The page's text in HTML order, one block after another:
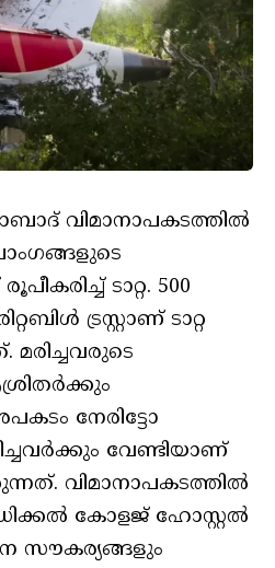
വിമാനാപകടത്തിൽ
ടാറ്റ. 500
ട്രസ്റ്റാണ് ടാറ്റ
നേരിട്ടോ
വേണ്ടിയാണ്
വിമാനാപകടത്തിൽ
കോളജ് ഹോസ്റ്റൽ
സൗകര്യങ്ങളും